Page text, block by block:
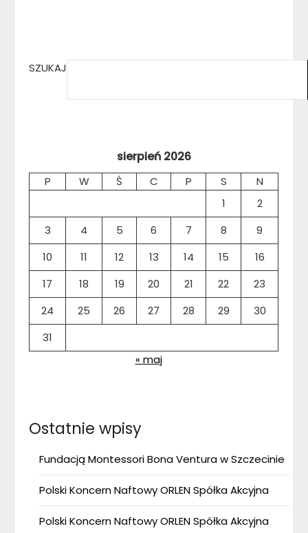
SZUKAJ
sierpień 2026
P W Ś C P S
N
1
2
3
4 5 6 7 8
9
10
11 12 13 14 15
16
17
18 19 20 21 22
23
24
25 26 27 28 29
30
31
« maj
Ostatnie wpisy
Fundacją Montessori Bona Ventura w Szczecinie
Polski Koncern Naftowy ORLEN Spółka Akcyjna
Polski Koncern Naftowy ORLEN Spółka Akcyjna